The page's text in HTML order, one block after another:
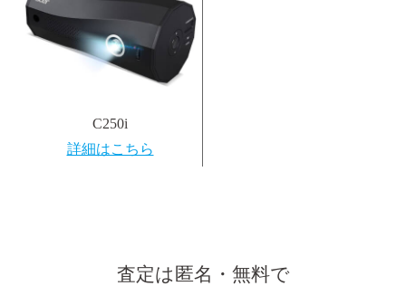
C250i
詳細はこちら
査定は匿名・無料で